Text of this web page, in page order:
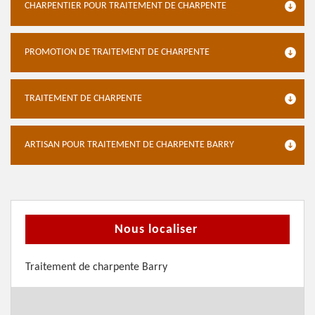
CHARPENTIER POUR TRAITEMENT DE CHARPENTE
PROMOTION DE TRAITEMENT DE CHARPENTE
TRAITEMENT DE CHARPENTE
ARTISAN POUR TRAITEMENT DE CHARPENTE BARRY
Nous localiser
Traitement de charpente Barry